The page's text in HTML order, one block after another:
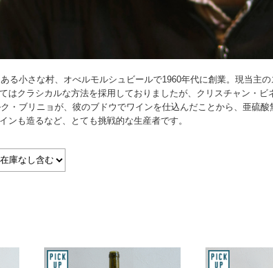
る小さな村、オべルモルシュビールで1960年代に創業。現当主
はクラシカルな方法を採用しておりましたが、クリスチャン・
・ブリニョが、彼のブドウでワインを仕込んだことから、亜硫
ンも造るなど、とても挑戦的な生産者です。